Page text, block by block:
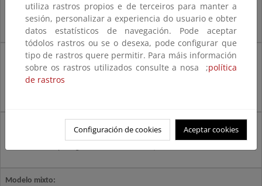
El comercio utiliza los mismos contenedores y logística de recogida que
usa el ciudadano.
Costes bajos
Supone que el servicio domiciliario pueda absorber estos flujos
Zonas con baja densidad de actividad económica
Actividades con poca generación de residuos (similares a los de los domicilios)
Modelo mixto:
utiliza rastros propios e de terceiros para manter a
sesión, personalizar a experiencia do usuario e obter
datos estatísticos de navegación. Pode aceptar
tódolos rastros ou se o desexa, pode configurar que
tipo de rastros quere permitir. Para máis información
sobre os rastros utilizados consulte a nosa ;política
de rastros
Configuración de cookies Aceptar cookies